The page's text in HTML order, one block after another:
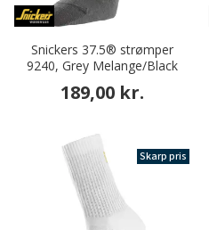
Snickers 37.5® strømper
9240, Grey Melange/Black
189,00 kr.
Skarp pris